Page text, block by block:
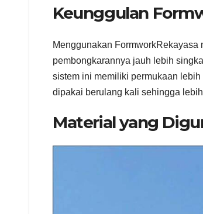
Keunggulan
Menggunakan
pembongkarannya jauh lebih
sistem ini memiliki permukaan
dipakai berulang kali sehingga
Material yang